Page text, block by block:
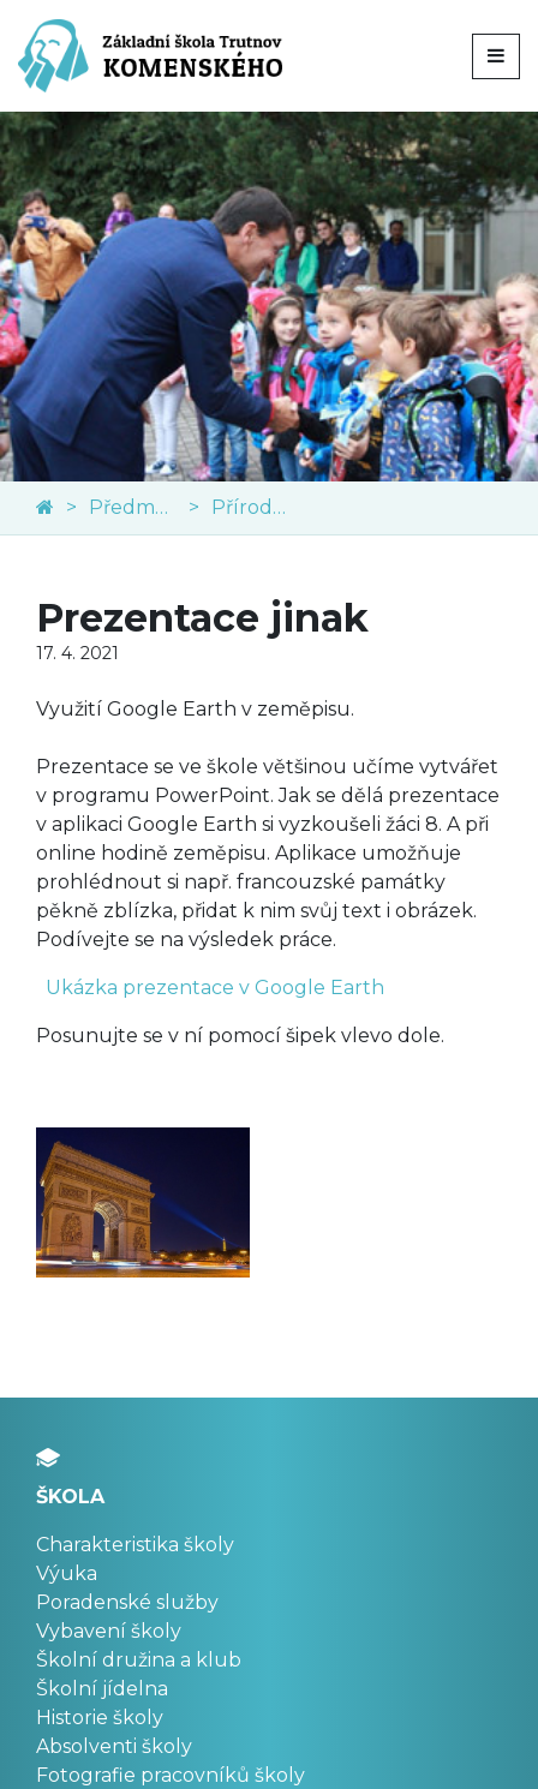
Předměty Přírodní vědy
Prezentace jinak
17. 4. 2021
Využití Google Earth v zeměpisu.
Prezentace se ve škole většinou učíme vytvářet
v programu PowerPoint. Jak se dělá prezentace
v aplikaci Google Earth si vyzkoušeli žáci 8. A při
online hodině zeměpisu. Aplikace umožňuje
prohlédnout si např. francouzské památky
pěkně zblízka, přidat k nim svůj text i obrázek.
Podívejte se na výsledek práce.
Ukázka prezentace v Google Earth
Posunujte se v ní pomocí šipek vlevo dole.
ŠKOLA
Charakteristika školy
Výuka
Poradenské služby
Vybavení školy
Školní družina a klub
Školní jídelna
Historie školy
Absolventi školy
Fotografie pracovníků školy